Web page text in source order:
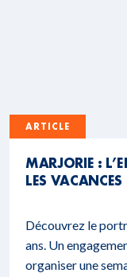
ARTICLE
MARJORIE :
LES VACANCES
Découvrez le
ans. Un
organiser une